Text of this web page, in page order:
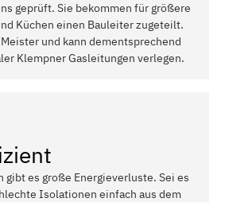
geprüft. Sie bekommen für größere
Küchen einen Bauleiter zugeteilt.
und kann dementsprechend
Klempner Gasleitungen verlegen.
gibt es große Energieverluste. Sei es
Isolationen einfach aus dem